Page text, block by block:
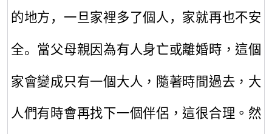
的地方 ，一 旦家裡多了個人 ， 家就再也不安
全。 當父母親因為有人身亡或離婚時 ，這個
家會變成只有一個大人 ， 隨著時間過去，大
人們有時會再找下一個伴侶，這很合理。然